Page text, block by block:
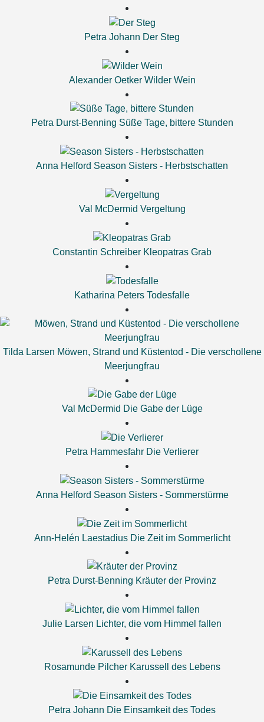
Petra Johann Der Steg
Alexander Oetker Wilder Wein
Petra Durst-Benning Süße Tage, bittere Stunden
Anna Helford Season Sisters - Herbstschatten
Val McDermid Vergeltung
Constantin Schreiber Kleopatras Grab
Katharina Peters Todesfalle
Tilda Larsen Möwen, Strand und Küstentod - Die verschollene
Meerjungfrau
Val McDermid Die Gabe der Lüge
Petra Hammesfahr Die Verlierer
Anna Helford Season Sisters - Sommerstürme
Ann-Helén Laestadius Die Zeit im Sommerlicht
Petra Durst-Benning Kräuter der Provinz
Julie Larsen Lichter, die vom Himmel fallen
Rosamunde Pilcher Karussell des Lebens
Petra Johann Die Einsamkeit des Todes